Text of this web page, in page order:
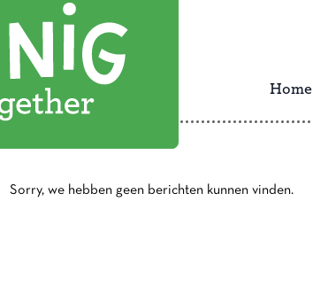
Home
Sorry, we hebben geen berichten kunnen vinden.